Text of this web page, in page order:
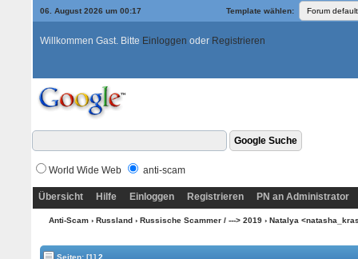
06. August 2026 um 00:17 Template wählen:
Willkommen Gast. Bitte Einloggen oder Registrieren
World Wide Web anti-scam
Übersicht Hilfe Einloggen Registrieren PN an Administrator
Anti-Scam› Russland› Russische Scammer / ---> 2019› Natalya
Seiten:[1] 2